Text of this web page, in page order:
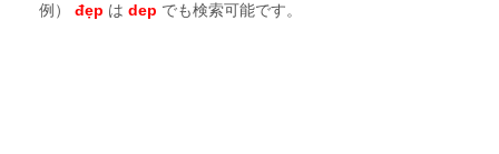
例）
đẹp は dep でも検索可能です。